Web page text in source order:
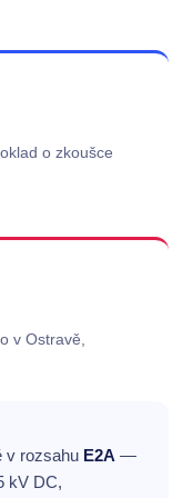
o zkoušce
v Ostravě,
v rozsahu E2A —
kV DC,